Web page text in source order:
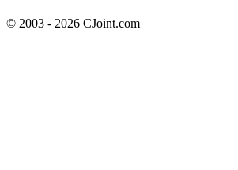
© 2003 - 2026 CJoint.com